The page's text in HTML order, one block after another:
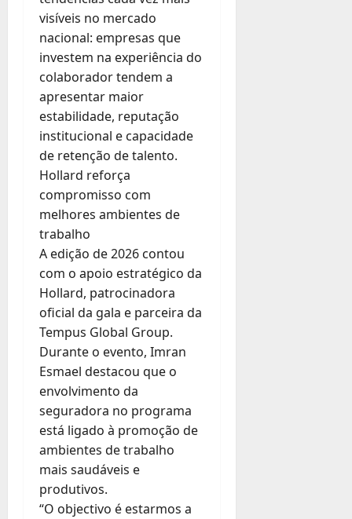
visíveis no mercado
nacional: empresas que
investem na experiência do
colaborador tendem a
apresentar maior
estabilidade, reputação
institucional e capacidade
de retenção de talento.
Hollard reforça
compromisso com
melhores ambientes de
trabalho
A edição de 2026 contou
com o apoio estratégico da
Hollard, patrocinadora
oficial da gala e parceira da
Tempus Global Group.
Durante o evento, Imran
Esmael destacou que o
envolvimento da
seguradora no programa
está ligado à promoção de
ambientes de trabalho
mais saudáveis e
produtivos.
“O objectivo é estarmos a